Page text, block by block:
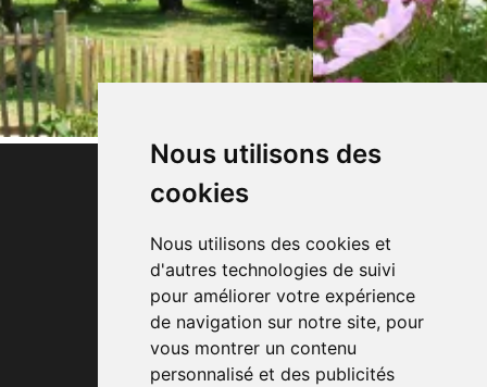
Nous utilisons des
cookies
Nous utilisons des cookies et
d'autres technologies de suivi
pour améliorer votre expérience
de navigation sur notre site, pour
vous montrer un contenu
personnalisé et des publicités
Le Monti Djauquet, 1
6840 Respelt (Neufchâteau)
Tél: +32 (0)61 32 00 16